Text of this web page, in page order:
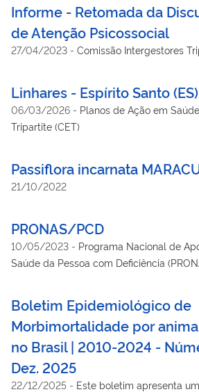
Informe - Retomada da
de Atenção Psicossocial
27/04/2023 - Comissão Intergestores
Linhares - Espírito Santo (ES)
06/03/2026 - Planos de Ação em
Tripartite (CET)
Passiflora incarnata
21/10/2022
PRONAS/PCD
10/05/2023 - Programa Nacional de
Saúde da Pessoa com Deficiência
Boletim Epidemiológico de
Morbimortalidade por
no Brasil | 2010-2024 -
Dez. 2025
22/12/2025 - Este boletim apresenta